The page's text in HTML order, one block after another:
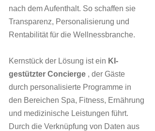
nach dem Aufenthalt. So schaffen sie
Transparenz, Personalisierung und
Rentabilität für die Wellnessbranche.
Kernstück der Lösung ist ein KI-
gestützter Concierge , der Gäste
durch personalisierte Programme in
den Bereichen Spa, Fitness, Ernährung
und medizinische Leistungen führt.
Durch die Verknüpfung von Daten aus